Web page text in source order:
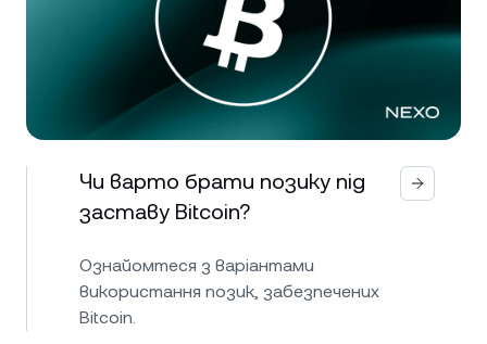
Чи варто брати позику під
заставу Bitcoin?
Ознайомтеся з варіантами
використання позик, забезпечених
Bitcoin.